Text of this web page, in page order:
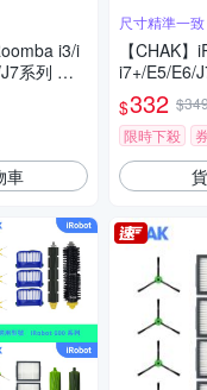
i3/i
系列 副
刷x1組 邊
車
尺寸精準一致
【CHAK
i7+/E5/E6/
器人副廠
袋5入組)
$332
限時下殺
券